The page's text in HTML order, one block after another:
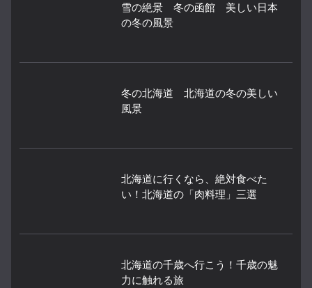
雪の絶景 冬の函館 美しい日本
の冬の風景
冬の北海道 北海道の冬の美しい
風景
北海道に行くなら、絶対食べた
い！北海道の「肉料理」三選
北海道の千歳へ行こう！千歳の魅
力に触れる旅